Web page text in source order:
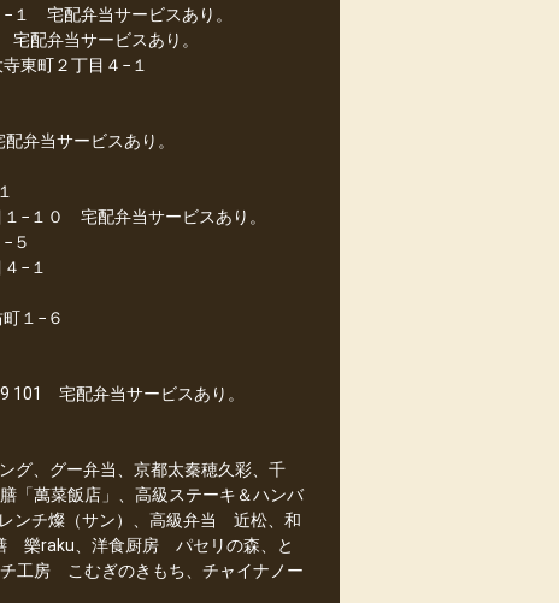
１ 宅配弁当サービスあり。
配弁当サービスあり。
東町２丁目４−１
弁当サービスあり。
−１０ 宅配弁当サービスあり。
５
−１
１−６
101 宅配弁当サービスあり。
グ、グー弁当、京都太秦穂久彩、千
「萬菜飯店」、高級ステーキ＆ハンバ
ンチ燦（サン）、高級弁当 近松、和
樂raku、洋食厨房 パセリの森、と
工房 こむぎのきもち、チャイナノー